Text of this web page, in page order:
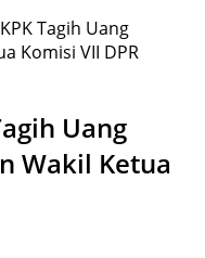
Tagih Uang
Komisi VII DPR
Uang
Wakil Ketua